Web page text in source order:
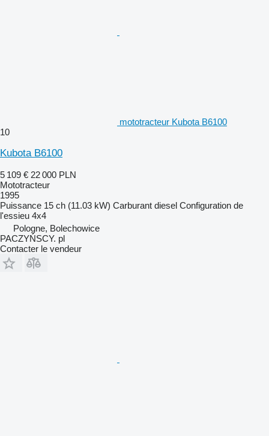
mototracteur Kubota B6100
10
Kubota B6100
5 109 € 22 000 PLN
Mototracteur
1995
Puissance 15 ch (11.03 kW) Carburant diesel Configuration de
l'essieu 4x4
Pologne, Bolechowice
PACZYŃSCY. pl
Contacter le vendeur